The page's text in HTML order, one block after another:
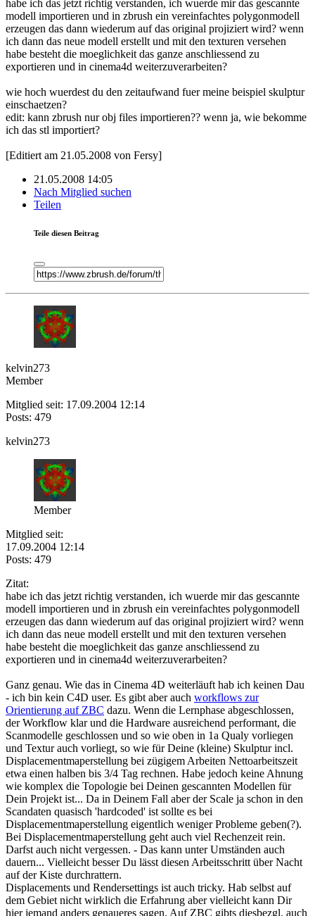
habe ich das jetzt richtig verstanden, ich wuerde mir das gescannte
modell importieren und in zbrush ein vereinfachtes polygonmodell
erzeugen das dann wiederum auf das original projiziert wird? wenn
ich dann das neue modell erstellt und mit den texturen versehen
habe besteht die moeglichkeit das ganze anschliessend zu
exportieren und in cinema4d weiterzuverarbeiten?
wie hoch wuerdest du den zeitaufwand fuer meine beispiel skulptur
einschaetzen?
edit: kann zbrush nur obj files importieren?? wenn ja, wie bekomme
ich das stl importiert?
[Editiert am 21.05.2008 von Fersy]
21.05.2008 14:05
Nach Mitglied suchen
Teilen
Teile diesen Beitrag
kelvin273
Member
Mitglied seit: 17.09.2004 12:14
Posts: 479
kelvin273
Member
Mitglied seit:
17.09.2004 12:14
Posts: 479
Zitat:
habe ich das jetzt richtig verstanden, ich wuerde mir das gescannte
modell importieren und in zbrush ein vereinfachtes polygonmodell
erzeugen das dann wiederum auf das original projiziert wird? wenn
ich dann das neue modell erstellt und mit den texturen versehen
habe besteht die moeglichkeit das ganze anschliessend zu
exportieren und in cinema4d weiterzuverarbeiten?
Ganz genau. Wie das in Cinema 4D weiterläuft hab ich keinen Dau
- ich bin kein C4D user. Es gibt aber auch workflows zur
Orientierung auf ZBC dazu. Wenn die Lernphase abgeschlossen,
der Workflow klar und die Hardware ausreichend performant, die
Scanmodelle geschlossen und so wie oben in 1a Qualy vorliegen
und Textur auch vorliegt, so wie für Deine (kleine) Skulptur incl.
Displacementmaperstellung bei zügigem Arbeiten Nettoarbeitszeit
etwa einen halben bis 3/4 Tag rechnen. Habe jedoch keine Ahnung
wie komplex die Topologie bei Deinen gescannten Modellen für
Dein Projekt ist... Da in Deinem Fall aber der Scale ja schon in den
Scandaten quasisch 'hardcoded' ist sollte es bei
Displacementmaperstellung eigentlich weniger Probleme geben(?).
Bei Displacementmaperstellung geht auch viel Rechenzeit rein.
Darfst auch nicht vergessen. - Das kann unter Umständen auch
dauern... Vielleicht besser Du lässt diesen Arbeitsschritt über Nacht
auf der Kiste durchrattern.
Displacements und Rendersettings ist auch tricky. Hab selbst auf
dem Gebiet nicht wirklich die Erfahrung aber vielleicht kann Dir
hier jemand anders genaueres sagen. Auf ZBC gibts diesbezgl. auch